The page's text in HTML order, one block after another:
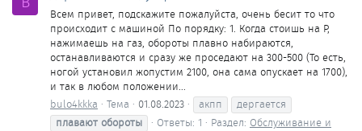
Всем привет, подскажите пожалуйста, очень бесит то что
происходит с машиной По порядку: 1. Когда стоишь на Р,
нажимаешь на газ, обороты плавно набираются,
останавливаются и сразу же проседают на 300-500 (То есть,
ногой установил жопустим 2100, она сама опускает на 1700),
и так в любом положении...
bulo4kkka
Тема 01.08.2023 акпп
дергается
плавают обороты Ответы: 1 Раздел: Обслуживание и